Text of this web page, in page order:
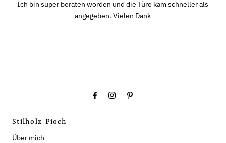
Ich bin super beraten worden und die Türe kam schneller als
angegeben. Vielen Dank
Stilholz-Pioch
Über mich